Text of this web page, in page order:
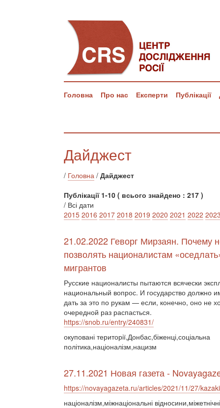
Головна Про нас Експерти Публікації
Дайджест
/ Головна / Дайджест
Публікації 1-10 ( всього знайдено : 217 )
/ Всі дати
2015 2016 2017 2018 2019 2020 2021 2022
21.02.2022 Геворг Мирзаян. Почему
позволять националистам
мигрантов
Русские националисты пытаются всячески
национальный вопрос. И государство должно
дать за это по рукам — если, конечно, оно не
очередной раз распасться.
https://snob.ru/entry/240831/
окуповані території,Донбас,біженці,соціальна
політика,націоналізм,нацизм
27.11.2021 Новая газета -
https://novayagazeta.ru/articles/2021/11/27/
націоналізм,міжнаціональні